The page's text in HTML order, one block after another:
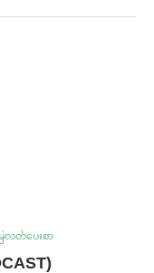
ေလတ်ပေးစာ